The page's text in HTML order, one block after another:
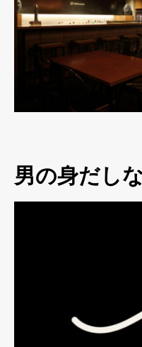
男の身だし